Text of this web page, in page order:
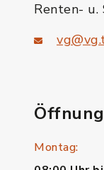
Renten- u.
Montag: